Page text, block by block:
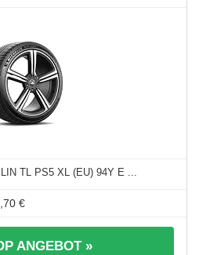
TL PS5 XL (EU) 94Y E ...
€
ANGEBOT »